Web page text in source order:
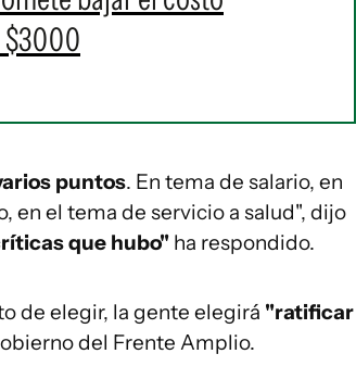
$3000
puntos. En tema de salario, en
en el tema de servicio a salud", dijo
que hubo" ha respondido.
de elegir, la gente elegirá "ratificar
del Frente Amplio.